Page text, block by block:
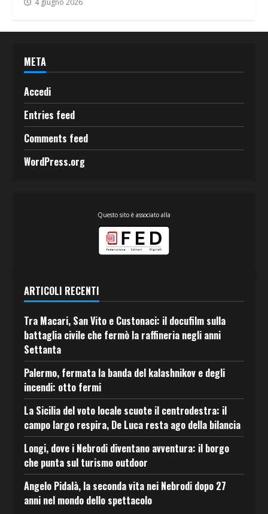
META
Accedi
Entries feed
Comments feed
WordPress.org
Questo sito è associato alla
ARTICOLI RECENTI
Tra Macari, San Vito e Custonaci: il docufilm sulla
battaglia civile che fermò la raffineria negli anni
Settanta
Palermo, fermata la banda del kalashnikov e degli
incendi: otto fermi
La Sicilia del voto locale scuote il centrodestra: il
campo largo respira, De Luca resta ago della bilancia
Longi, dove i Nebrodi diventano avventura: il borgo
che punta sul turismo outdoor
Angelo Pidalà, la seconda vita nei Nebrodi dopo 27
anni nel mondo dello spettacolo